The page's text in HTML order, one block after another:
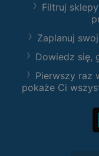
Filtruj
Zaplanuj
Dowiedz się,
Pierwszy raz
pokaże Ci